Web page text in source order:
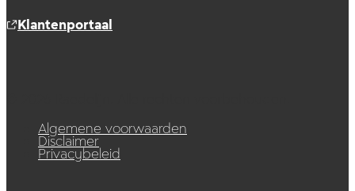
Klantenportaal
Algemene voorwaarden
Disclaimer
Privacybeleid